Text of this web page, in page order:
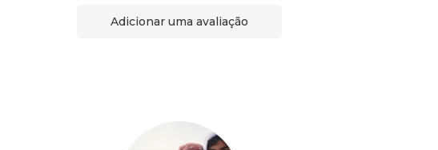
Adicionar uma avaliação